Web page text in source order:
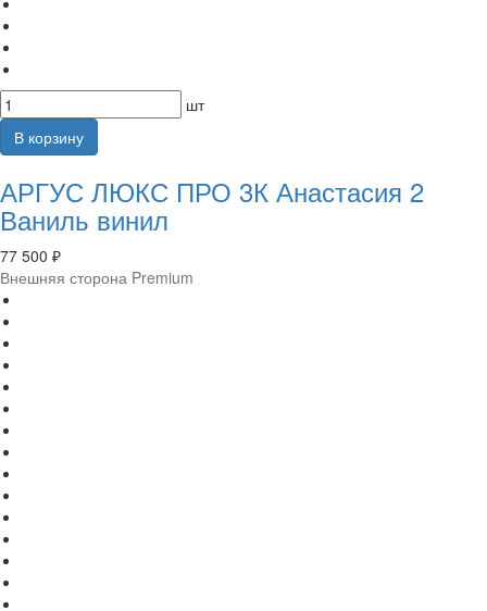
шт
В корзину
АРГУС ЛЮКС ПРО 3К Анастасия 2
Ваниль винил
77 500 ₽
Внешняя сторона Premium